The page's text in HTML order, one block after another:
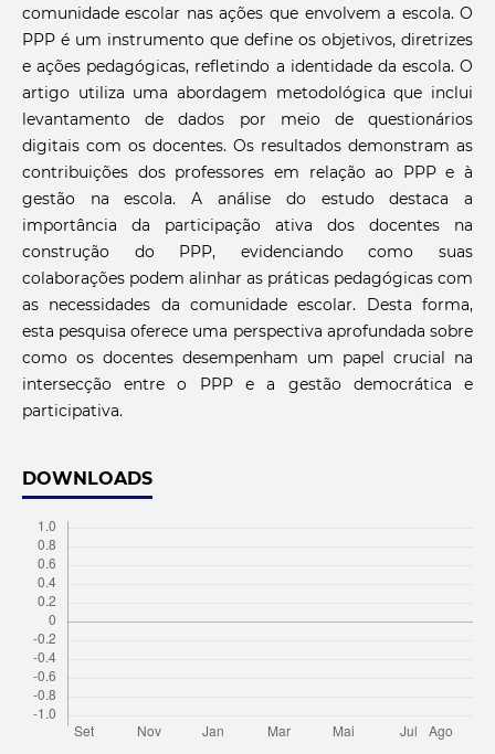
comunidade escolar nas ações que envolvem a escola. O
PPP é um instrumento que define os objetivos, diretrizes
e ações pedagógicas, refletindo a identidade da escola. O
artigo utiliza uma abordagem metodológica que inclui
levantamento de dados por meio de questionários
digitais com os docentes. Os resultados demonstram as
contribuições dos professores em relação ao PPP e à
gestão na escola. A análise do estudo destaca a
importância da participação ativa dos docentes na
construção do PPP, evidenciando como suas
colaborações podem alinhar as práticas pedagógicas com
as necessidades da comunidade escolar. Desta forma,
esta pesquisa oferece uma perspectiva aprofundada sobre
como os docentes desempenham um papel crucial na
intersecção entre o PPP e a gestão democrática e
participativa.
DOWNLOADS